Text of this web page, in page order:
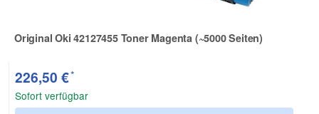
Original Oki 42127455 Toner Magenta (~5000 Seiten)
Zur Artikelbewertung
226,50 €*
Sofort verfügbar